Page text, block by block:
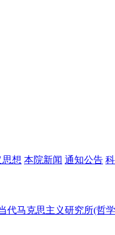
想 本院新闻 通知公告
代马克思主义研究所(哲